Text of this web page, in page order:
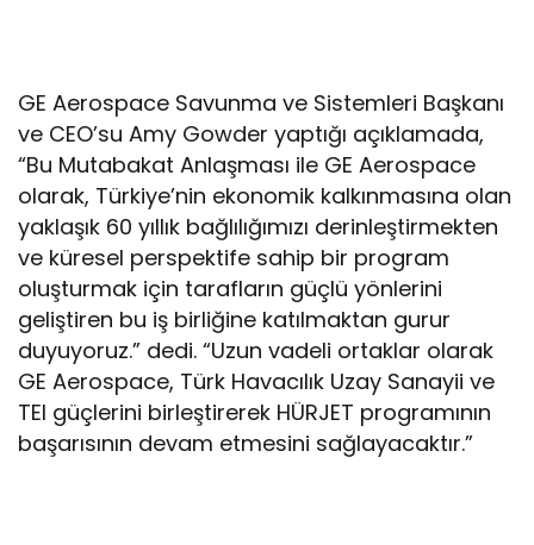
GE Aerospace Savunma ve Sistemleri Başkanı
ve CEO’su Amy Gowder yaptığı açıklamada,
“Bu Mutabakat Anlaşması ile GE Aerospace
olarak, Türkiye’nin ekonomik kalkınmasına olan
yaklaşık 60 yıllık bağlılığımızı derinleştirmekten
ve küresel perspektife sahip bir program
oluşturmak için tarafların güçlü yönlerini
geliştiren bu iş birliğine katılmaktan gurur
duyuyoruz.” dedi. “Uzun vadeli ortaklar olarak
GE Aerospace, Türk Havacılık Uzay Sanayii ve
TEI güçlerini birleştirerek HÜRJET programının
başarısının devam etmesini sağlayacaktır.”